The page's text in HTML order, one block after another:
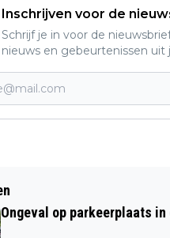
Inschrijven voor de
Schrijf je in voor de
nieuws en gebeurtenissen uit
VAN 74
VAN
Ongeval op parkeerplaats